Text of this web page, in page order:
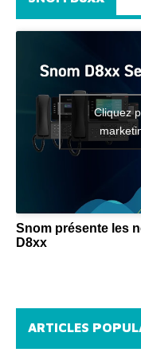
Cliquez
Snom présente les
D8xx
ARTICLES